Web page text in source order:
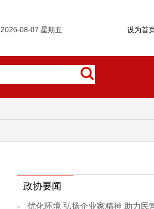
设为首
2026-08-07 星期五
政协要闻
优化环境 弘扬企业家精神 助力民